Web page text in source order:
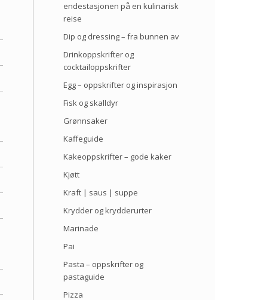
endestasjonen på en kulinarisk
reise
Dip og dressing – fra bunnen av
Drinkoppskrifter og
cocktailoppskrifter
Egg – oppskrifter og inspirasjon
Fisk og skalldyr
Grønnsaker
Kaffeguide
Kakeoppskrifter – gode kaker
Kjøtt
Kraft | saus | suppe
Krydder og krydderurter
Marinade
Pai
Pasta – oppskrifter og
pastaguide
Pizza